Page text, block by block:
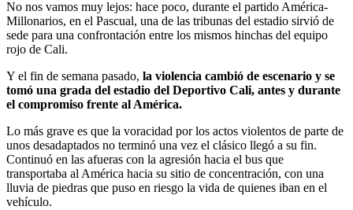
No nos vamos muy lejos: hace poco, durante el partido América-
Millonarios, en el Pascual, una de las tribunas del estadio sirvió de
sede para una confrontación entre los mismos hinchas del equipo
rojo de Cali.
Y el fin de semana pasado, la violencia cambió de escenario y se
tomó una grada del estadio del Deportivo Cali, antes y durante
el compromiso frente al América.
Lo más grave es que la voracidad por los actos violentos de parte de
unos desadaptados no terminó una vez el clásico llegó a su fin.
Continuó en las afueras con la agresión hacia el bus que
transportaba al América hacia su sitio de concentración, con una
lluvia de piedras que puso en riesgo la vida de quienes iban en el
vehículo.